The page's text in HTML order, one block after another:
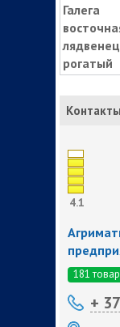
Галега
лядвенец
рогатый
4.1
181
+